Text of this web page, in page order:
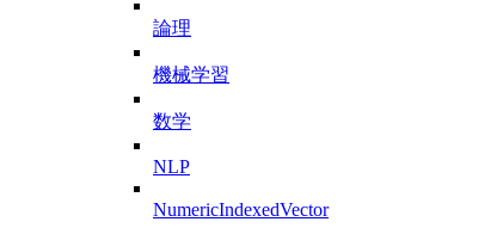
論理
機械学習
数学
NLP
NumericIndexedVector